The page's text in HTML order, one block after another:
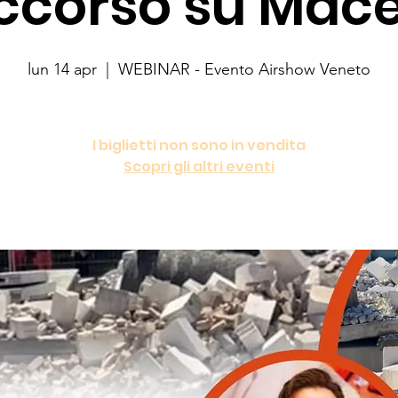
lun 14 apr WEBINAR - Evento Airshow Veneto
I biglietti non sono in vendita
Scopri gli altri eventi